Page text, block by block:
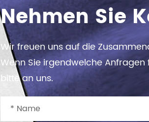
Nehmen Sie
Wir freuen uns auf die
Wenn Sie irgendwelche
bitte an uns.